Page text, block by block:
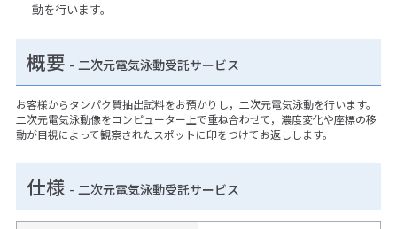
動を行います。
概要 - 二次元電気泳動受託サービス
お客様からタンパク質抽出試料をお預かりし，二次元電気泳動を行います。
二次元電気泳動像をコンピューター上で重ね合わせて，濃度変化や座標の移
動が目視によって観察されたスポットに印をつけてお返しします。
仕様 - 二次元電気泳動受託サービス